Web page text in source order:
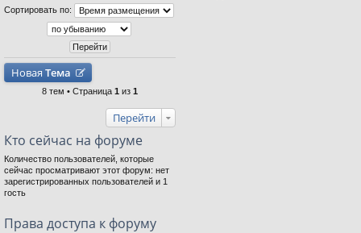
Сортировать по:
Новая Тема
8 тем • Страница 1 из 1
Перейти
Кто сейчас на форуме
Количество пользователей, которые
сейчас просматривают этот форум: нет
зарегистрированных пользователей и 1
гость
Права доступа к форуму